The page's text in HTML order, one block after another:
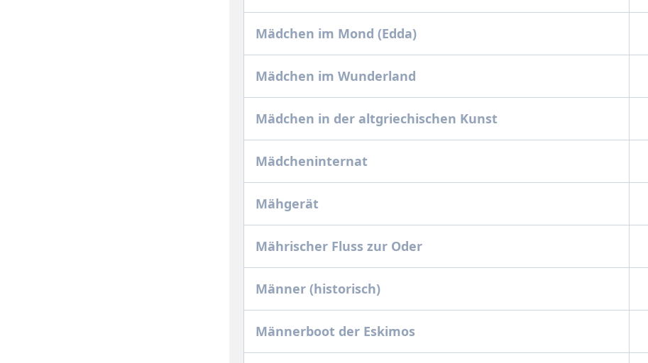
Mädchen im Mond (Edda)
Mädchen im Wunderland
Mädchen in der altgriechischen Kunst
Mädcheninternat
Mähgerät
Mährischer Fluss zur Oder
Männer (historisch)
Männerboot der Eskimos